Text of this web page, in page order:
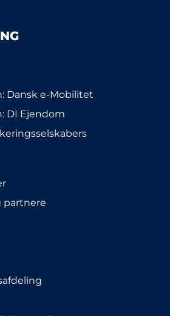
Dansk e-Mobilitet
DI Ejendom
partnere